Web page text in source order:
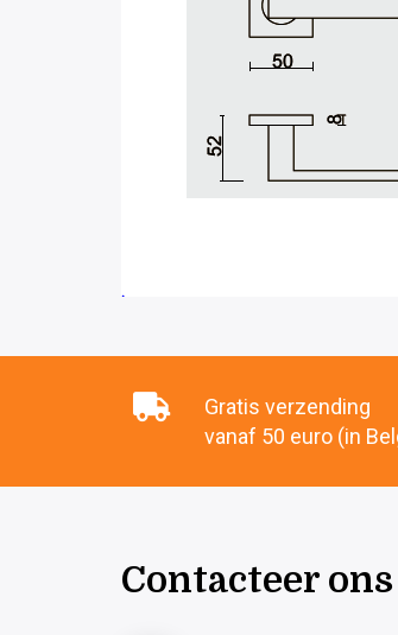
Gratis verzending
vanaf 50 euro (in
Contacteer ons